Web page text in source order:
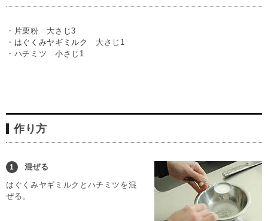
・片栗粉 大さじ3
・ はぐくみヤギミルク
大さじ1
・ハチミツ 小さじ1
作り方
1
混ぜる
はぐくみヤギミルクとハチミツを混
ぜる。